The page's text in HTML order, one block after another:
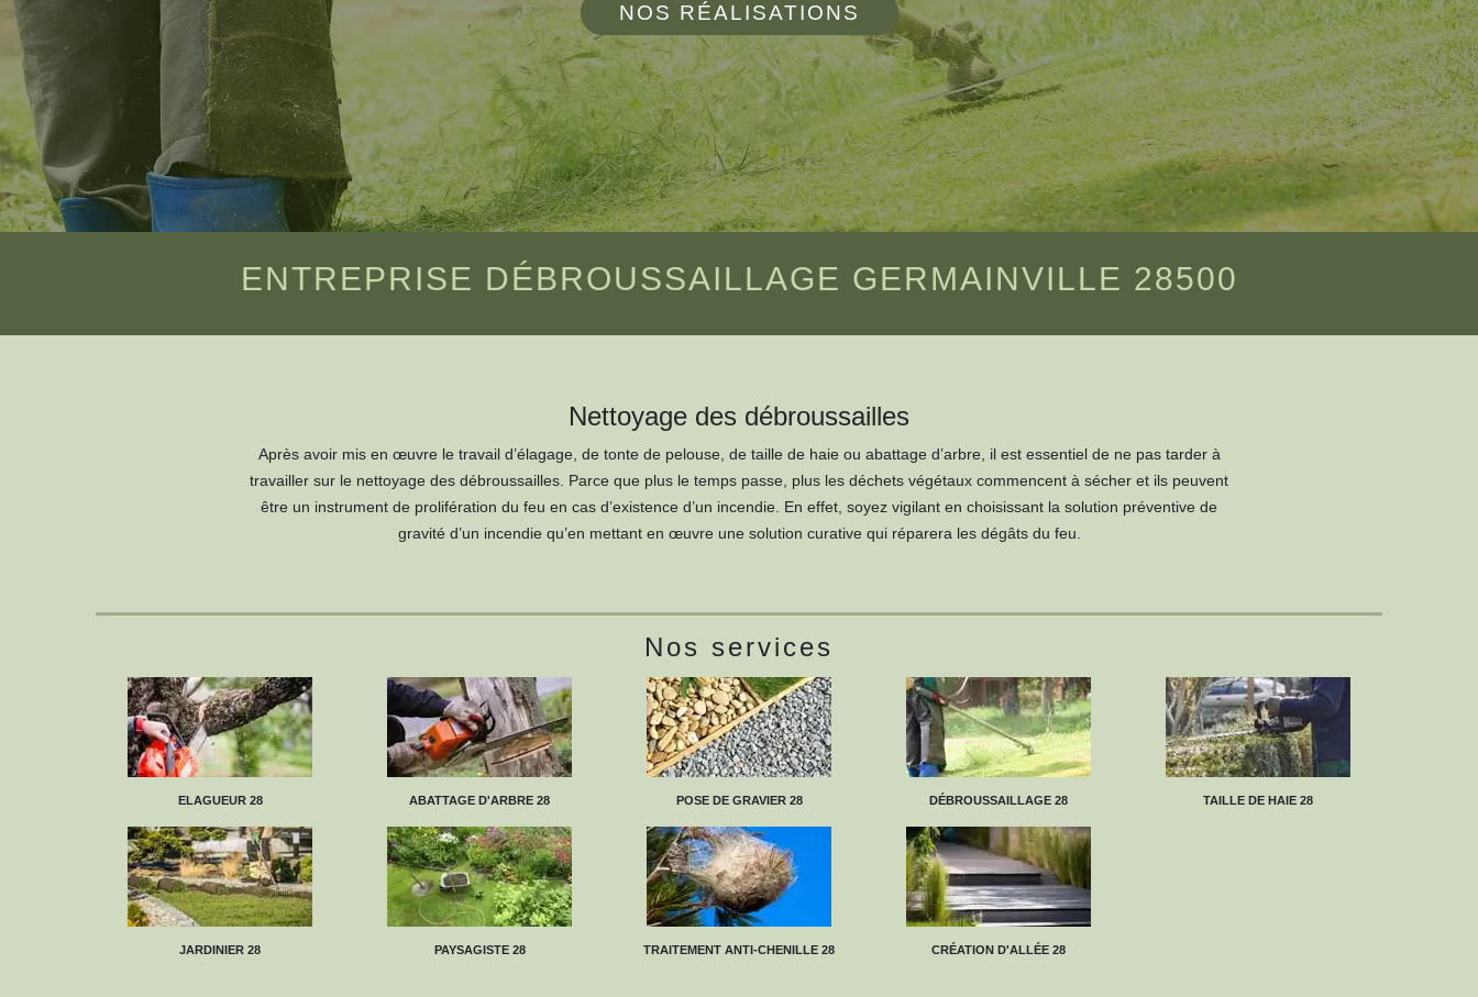
NOS RÉALISATIONS
ENTREPRISE DÉBROUSSAILLAGE GERMAINVILLE 28500
Nettoyage des débroussailles
Après avoir mis en œuvre le travail d’élagage, de tonte de pelouse, de taille de haie ou abattage d’arbre, il est essentiel de ne pas tarder à
travailler sur le nettoyage des débroussailles. Parce que plus le temps passe, plus les déchets végétaux commencent à sécher et ils peuvent
être un instrument de prolifération du feu en cas d’existence d’un incendie. En effet, soyez vigilant en choisissant la solution préventive de
gravité d’un incendie qu’en mettant en œuvre une solution curative qui réparera les dégâts du feu.
Nos services
ELAGUEUR 28 ABATTAGE D'ARBRE 28 POSE DE GRAVIER 28 DÉBROUSSAILLAGE 28 TAILLE DE HAIE 28
JARDINIER 28 PAYSAGISTE 28 TRAITEMENT ANTI-CHENILLE 28 CRÉATION D'ALLÉE 28